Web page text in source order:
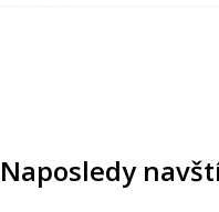
Naposledy